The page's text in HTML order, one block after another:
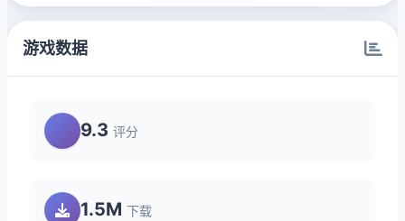
游戏数据
9.3 评分
1.5M 下载